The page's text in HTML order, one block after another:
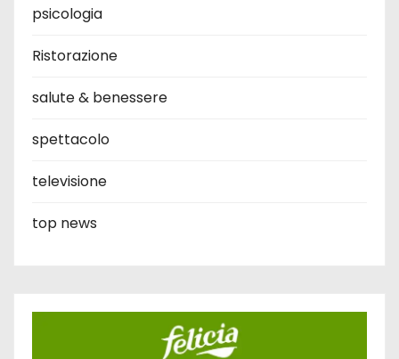
psicologia
Ristorazione
salute & benessere
spettacolo
televisione
top news